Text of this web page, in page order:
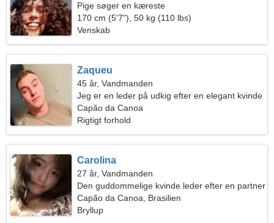
Pige søger en kæreste
170 cm (5'7"), 50 kg (110 lbs)
Venskab
Zaqueu
45 år, Vandmanden
Jeg er en leder på udkig efter en elegant kvinde
Capão da Canoa
Rigtigt forhold
Carolina
27 år, Vandmanden
Den guddommelige kvinde leder efter en partner
Capão da Canoa, Brasilien
Bryllup